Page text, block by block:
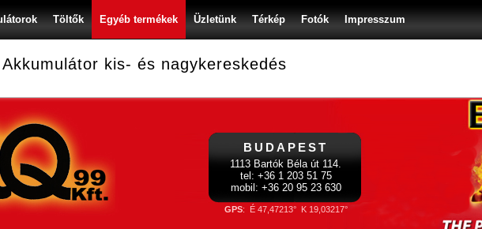
Töltők Egyéb termékek Üzletünk Térkép Fotók Impresszum
kis- és nagykereskedés
BUDAPEST
1113 Bartók Béla út 114.
tel: +36 1 203 51 75
mobil: +36 20 95 23 630
GPS: É 47,47213° K 19,03217°